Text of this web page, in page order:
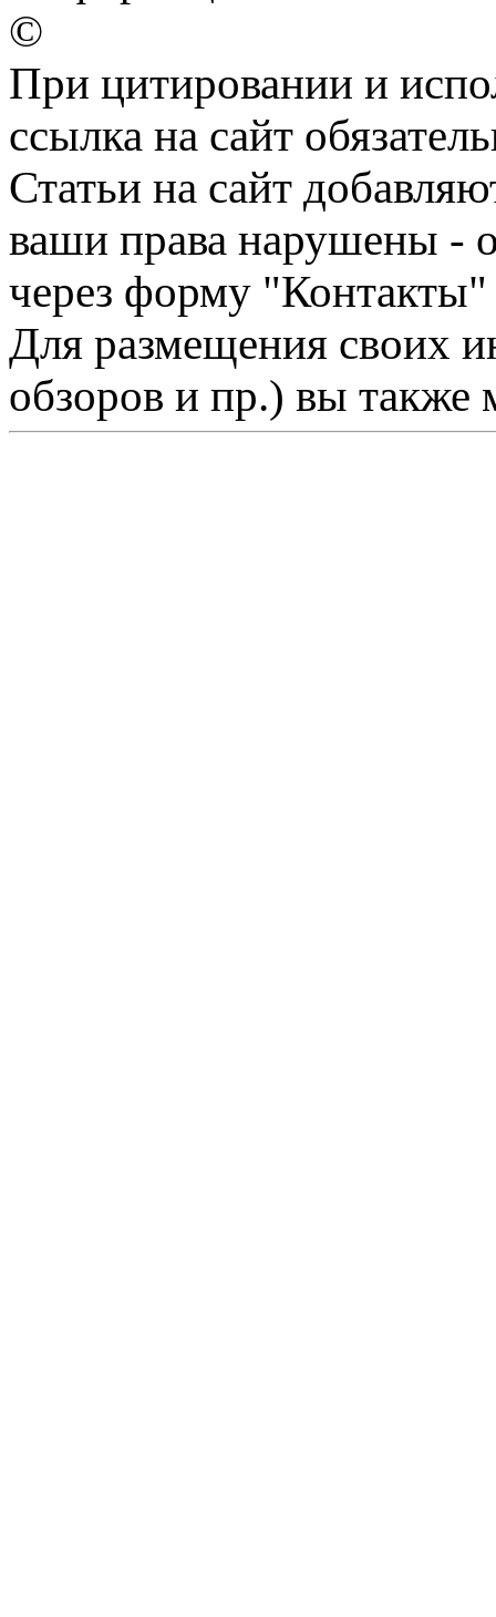
©
При цитировании и
ссылка на сайт
Статьи на сайт
ваши права нарушены -
через форму "Контакты"
Для размещения своих
обзоров и пр.) вы также